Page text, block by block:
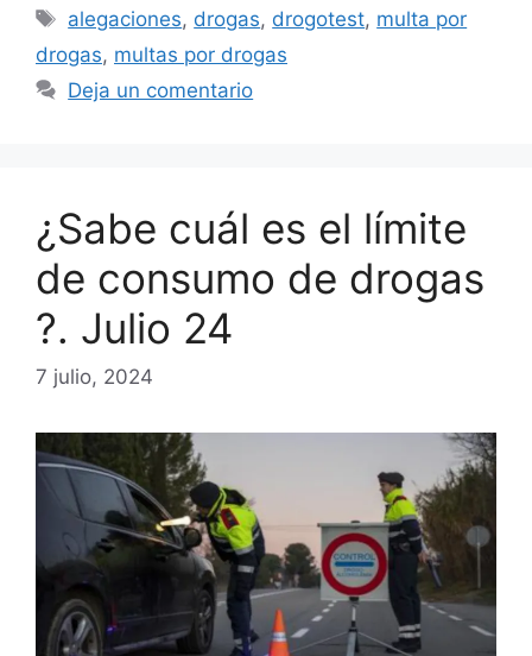
Etiquetas
alegaciones, drogas, drogotest, multa por
drogas, multas por drogas
Deja un comentario
¿Sabe cuál es el límite
de consumo de drogas
?. Julio 24
7 julio, 2024